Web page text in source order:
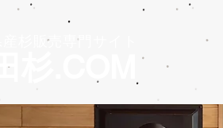
杉.COM
産杉販売専門サイト